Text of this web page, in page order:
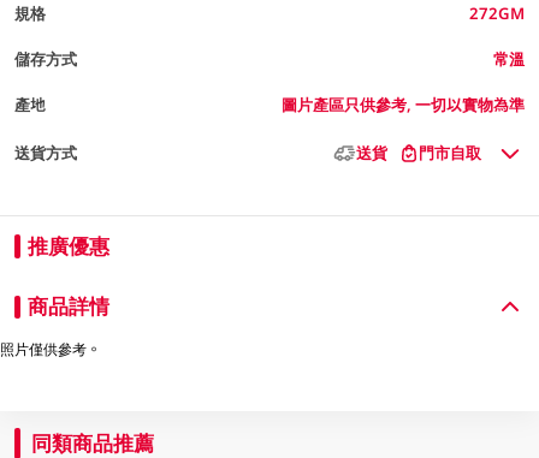
規格 272GM
儲存方式 常溫
產地 圖片產區只供參考, 一切以實物為準
送貨方式 送貨 門市自取
推廣優惠
商品詳情
照片僅供參考。
同類商品推薦